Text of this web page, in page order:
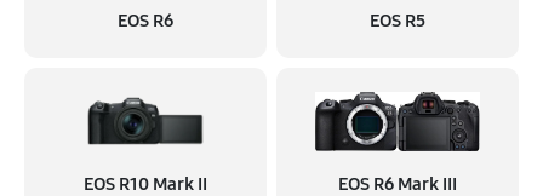
EOS R6 EOS R5
EOS R10 Mark II EOS R6 Mark III